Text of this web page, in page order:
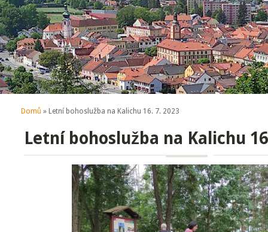
Jste zde
Domů » Letní bohoslužba na Kalichu 16. 7. 2023
Letní bohoslužba na Kalichu